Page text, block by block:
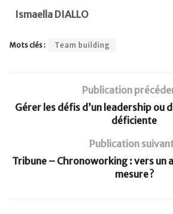
Ismaella DIALLO
Mots clés : Team building
Publication
Gérer les défis d’un leadership ou
déficiente
Publication
Tribune – Chronoworking : vers un
mesure ?